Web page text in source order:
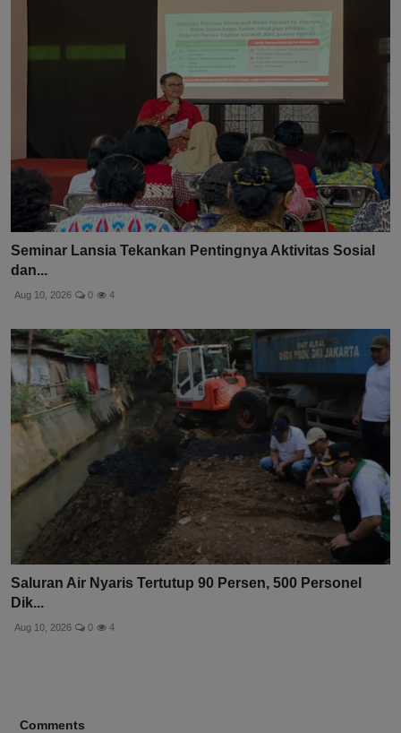
Seminar Lansia Tekankan Pentingnya Aktivitas Sosial
dan...
Aug 10, 2026 0 4
Saluran Air Nyaris Tertutup 90 Persen, 500 Personel
Dik...
Aug 10, 2026 0 4
Comments